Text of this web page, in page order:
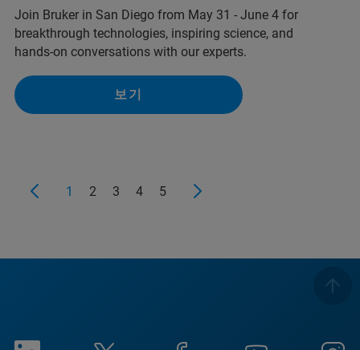
Join Bruker in San Diego from May 31 - June 4 for
breakthrough technologies, inspiring science, and
hands‑on conversations with our experts.
보기
1 2 3 4 5